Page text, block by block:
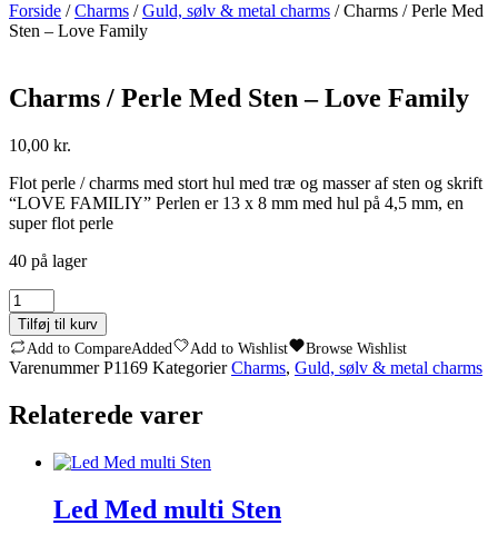
Forside /Charms /Guld, sølv & metal charms / Charms / Perle Med
Sten – Love Family
Charms / Perle Med Sten – Love Family
10,00 kr.
Flot perle / charms med stort hul med træ og masser af sten og skrift
“LOVE FAMILIY” Perlen er 13 x 8 mm med hul på 4,5 mm, en
super flot perle
40 på lager
Charms
/
Perle
Med
Sten
Love
antal
Tilføj til kurv
Add to CompareAdded Add to Wishlist Browse Wishlist
VarenummerP1169 Kategorier Charms, Guld, sølv & metal charms
Relaterede varer
Led Med multi Sten